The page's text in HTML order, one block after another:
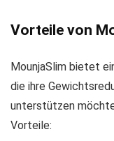
Vorteile von
MounjaSlim bietet
die ihre
unterstützen
Vorteile: